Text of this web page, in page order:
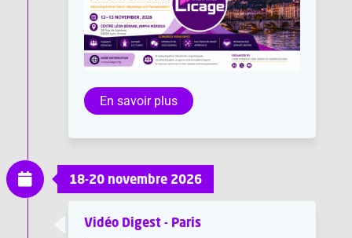
En savoir plus
Vidéo Digest - Paris
18-20 novembre 2026